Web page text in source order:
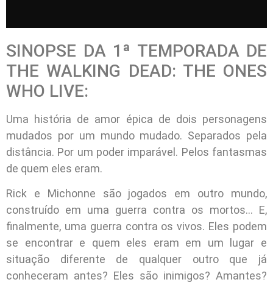
SINOPSE DA 1ª TEMPORADA DE
THE WALKING DEAD: THE ONES
WHO LIVE:
Uma história de amor épica de dois personagens
mudados por um mundo mudado. Separados pela
distância. Por um poder imparável. Pelos fantasmas
de quem eles eram.
Rick e Michonne são jogados em outro mundo,
construído em uma guerra contra os mortos… E,
finalmente, uma guerra contra os vivos. Eles podem
se encontrar e quem eles eram em um lugar e
situação diferente de qualquer outro que já
conheceram antes? Eles são inimigos? Amantes?